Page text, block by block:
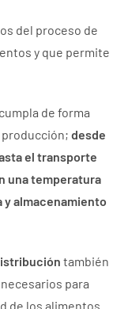
del proceso de
y que permite
de forma
producción;desde
el transporte
una temperatura
y almacenamiento
también
para
de los alimentos.